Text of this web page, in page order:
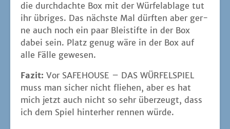
die durch­dach­te Box mit der Wür­fel­ab­la­ge tut
ihr übri­ges. Das nächs­te Mal dürf­ten aber ger­
ne auch noch ein paar Blei­stif­te in der Box
dabei sein. Platz genug wäre in der Box auf
alle Fäl­le gewesen.
Fazit: Vor SAFEHOUSE – DAS WÜRFELSPIEL
muss man sicher nicht flie­hen, aber es hat
mich jetzt auch nicht so sehr über­zeugt, dass
ich dem Spiel hin­ter­her ren­nen würde.